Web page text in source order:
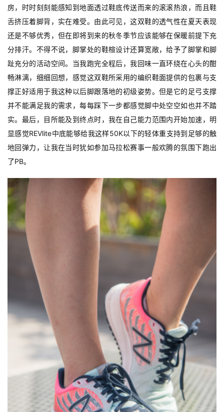
比
赛
观
备
训
练
视
运
动
房，时时刻刻能感知到地面透过鞋底传送而来的滚滚热浪，而且鞋
舌挤压着脚背，实在难受。由此可见，这双鞋的透气性在夏天表现
还是不够优秀，但在即将到来的秋冬季节应该能够在保暖前提下充
分排汗。不得不说，脚掌处的鞋楦设计还算宽敞，给予了脚掌和脚
趾充分的活动空间。当我跑完全程后，我回味一直环绕在心头的酣
畅淋漓，细细回想，感觉这双鞋所采用的编织鞋面提供的包裹与支
撑正好适用于我这种以后脚跟落地的初级姿势。但是它的足弓支撑
并不能满足我的需求，每每踩下一步都感觉脚中处空空如也并不踏
实。最后，目所能及到终点时，我在自己能力范围内开始加速，明
显感觉REVlite中底能够给我这样50K以下的轻体重支持到足够的触
地回弹力，让我在当时犹如参加马拉松赛事一般欢腾的氛围下跑出
了PB。